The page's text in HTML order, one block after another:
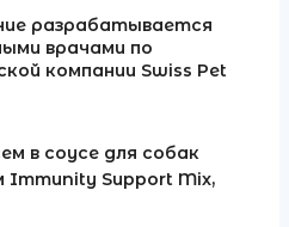
разрабатывается
врачами по
компании Swiss Pet
в соусе для собак
Support Mix,